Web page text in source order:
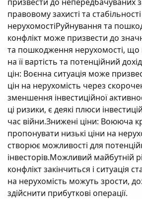
правовому захисті та
нерухомостіРуйнування та
конфлікт може призвести до
та пошкодження нерухомості, що
на її вартість та потенційний
цін: Воєнна ситуація може
цін на нерухомість через
зменшення інвестиційної
ці ризики, є деякі плюси
час війни.Знижені ціни: Воююча
пропонувати низькі ціни на
створює можливості для
інвесторів.Можливий майбутній
конфлікт закінчиться і ситуація
на нерухомість можуть зрости,
здійснити прибуткові операції.